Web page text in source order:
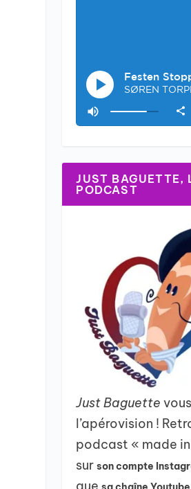
JUST BAGUETTE,
PODCAST
Just Baguette
l’apérovision !
podcast « made
surson compte